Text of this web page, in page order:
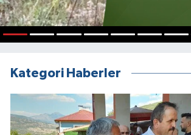
Kategori Haberler